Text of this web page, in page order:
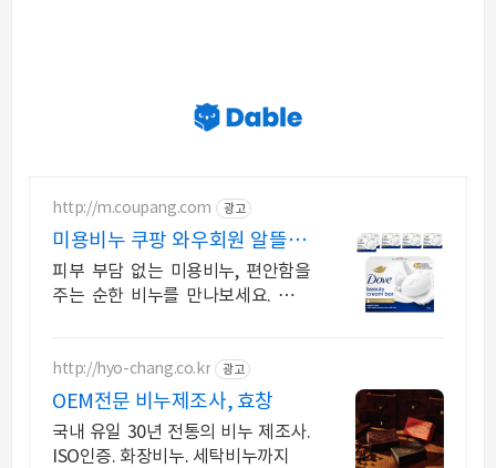
http://m.coupang.com 광고
미용비누 쿠팡 와우회원 알뜰 무
료배송
피부 부담 없는 미용비누, 편안함을
주는 순한 비누를 만나보세요. 건조
http://hyo-chang.co.kr 광고
OEM전문 비누제조사, 효창
국내 유일 30년 전통의 비누 제조사.
ISO인증. 화장비누. 세탁비누까지